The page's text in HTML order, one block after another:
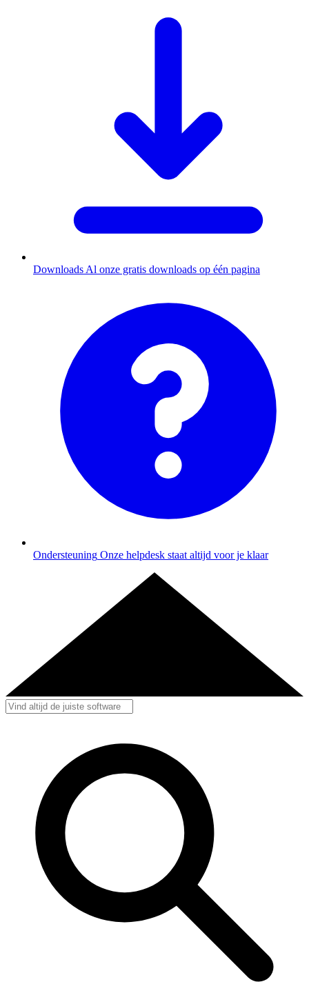
Downloads Al onze gratis downloads op één pagina
Ondersteuning Onze helpdesk staat altijd voor je klaar